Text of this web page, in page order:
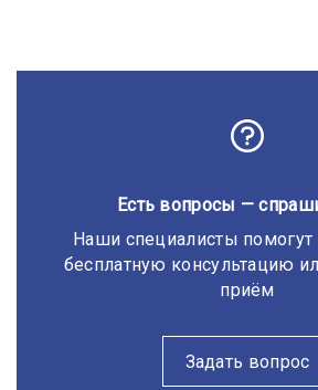
Есть вопросы —
Наши специалисты
бесплатную консультацию
приём
Задать вопрос